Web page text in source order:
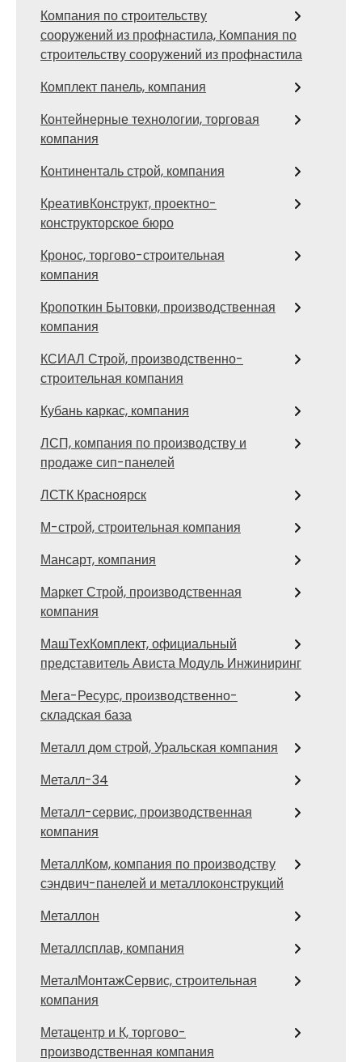
Компания по строительству
сооружений из профнастила, Компания по
строительству сооружений из профнастила
Комплект панель, компания
Контейнерные технологии, торговая
компания
Континенталь строй, компания
КреативКонструкт, проектно-
конструкторское бюро
Кронос, торгово-строительная
компания
Кропоткин Бытовки, производственная
компания
КСИАЛ Строй, производственно-
строительная компания
Кубань каркас, компания
ЛСП, компания по производству и
продаже сип-панелей
ЛСТК Красноярск
М-строй, строительная компания
Мансарт, компания
Маркет Строй, производственная
компания
МашТехКомплект, официальный
представитель Ависта Модуль Инжиниринг
Мега-Ресурс, производственно-
складская база
Металл дом строй, Уральская компания
Металл-34
Металл-сервис, производственная
компания
МеталлКом, компания по производству
сэндвич-панелей и металлоконструкций
Металлон
Металлсплав, компания
МеталМонтажСервис, строительная
компания
Метацентр и К, торгово-
производственная компания